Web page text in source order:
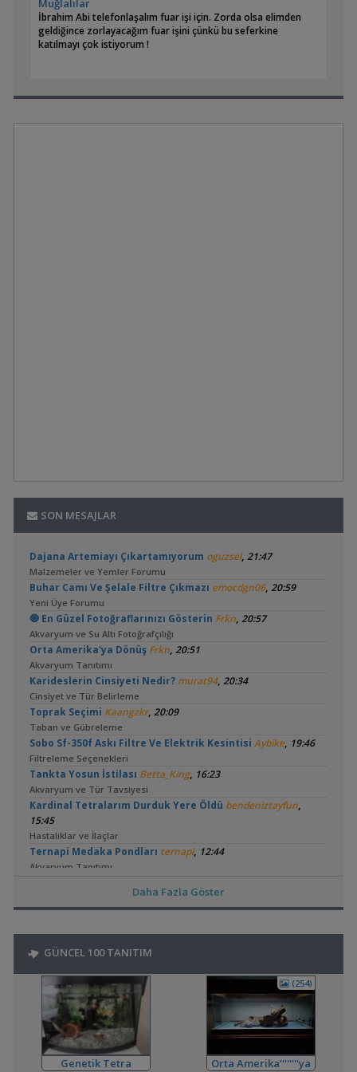
Çok meşakatli bir yolculuk seni bekliyor malesef ve bu kararı
aldığın için kendine çok küfredebilirsin ama işin sanırım en
güzel tarafıda bu bizler için. Celladına aşşk aşkların en
güzelidir. Bir kere bittimi nescafelerin tadına doyum olmaz
Muğlalılar
İbrahim Abi telefonlaşalım fuar işi için. Zorda olsa elimden
geldiğince zorlayacağım fuar işini çünkü bu seferkine
katılmayı çok istiyorum !
SON MESAJLAR
Dajana Artemiayı Çıkartamıyorum oguzsel, 21:47
Malzemeler ve Yemler Forumu
Buhar Camı Ve Şelale Filtre Çıkmazı emocdgn06, 20:59
Yeni Üye Forumu
🧿 En Güzel Fotoğraflarınızı Gösterin Frkn, 20:57
Akvaryum ve Su Altı Fotoğrafçılığı
Orta Amerika'ya Dönüş Frkn, 20:51
Akvaryum Tanıtımı
Karideslerin Cinsiyeti Nedir? murat94, 20:34
Cinsiyet ve Tür Belirleme
Toprak Seçimi Kaangzkr, 20:09
Taban ve Gübreleme
Sobo Sf-350f Askı Filtre Ve Elektrik Kesintisi Aybike, 19:46
Filtreleme Seçenekleri
Tankta Yosun İstilası Betta_King, 16:23
Akvaryum ve Tür Tavsiyesi
Kardinal Tetralarım Durduk Yere Öldü bendeniztayfun,
15:45
Hastalıklar ve İlaçlar
Ternapi Medaka Pondları ternapi, 12:44
Akvaryum Tanıtımı
Akvaryum ve Tür Tavsiyesi
Melek BalığıMilners,00:08
Ne Yapmalıyım
Yeni Üye Forumu
Balkondaki Pondum Çok Isınıyor.SaviaSora,18:18
Bitki Akvaryumları Genel
Çözemediğim Problem aquaticathearmi,16:35
Yeni Üye Forumu
3'lü Kartuş + Ro Filtre Sistemi Borulamasıflanormimar,
15:11
Filtreleme Seçenekleri
Daha Fazla Göster
GÜNCEL 100 TANITIM
Genetik Tetra
(254)
Orta Amerika''''''''ya